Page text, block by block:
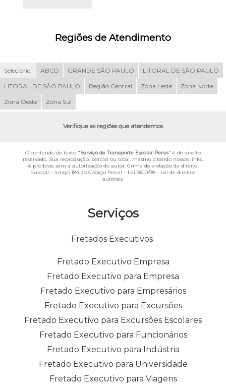
Serviços
Fretados Executivos
Fretado Executivo Empresa
Fretado Executivo para Empresa
Fretado Executivo para Empresários
Fretado Executivo para Excursões
Fretado Executivo para Excursões Escolares
Fretado Executivo para Funcionários
Fretado Executivo para Indústria
Fretado Executivo para Universidade
Fretado Executivo para Viagens
Regiões de Atendimento
Selecione: ABCD GRANDE SÃO PAULO LITORAL DE SÃO PAULO
LITORAL DE SÃO PAULO Região Central Zona Leste Zona Norte
Zona Oeste Zona Sul
Verifique as regiões que atendemos
O conteúdo do texto "Serviço de Transporte Escolar Perus" é de direito
reservado. Sua reprodução, parcial ou total, mesmo citando nossos links,
é proibida sem a autorização do autor. Crime de violação de direito
autoral – artigo 184 do Código Penal – Lei 9610/98 - Lei de direitos
autorais.